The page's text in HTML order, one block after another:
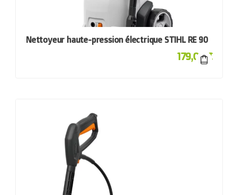
Nettoyeur haute-pression électrique STIHL RE 90
179,00€